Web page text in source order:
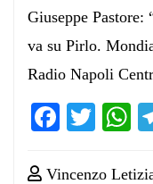
Giuseppe
va su Pirlo.
Radio Napoli
Vincenzo